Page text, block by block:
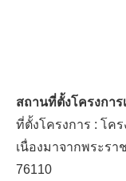
สถานที่ตั้งโครงการ
ที่ตั้งโครงการ : โค
เนื่องมาจากพระรา
76110